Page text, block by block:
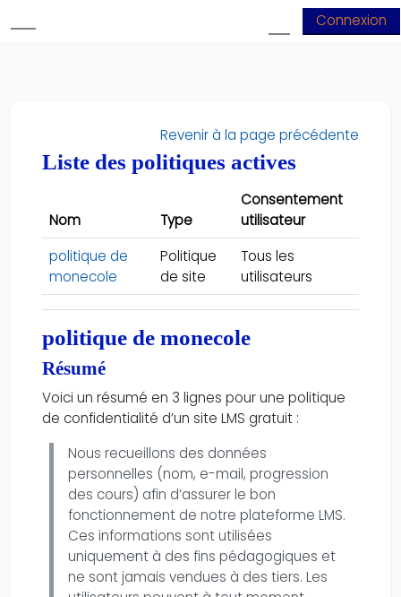
Panneau latéral
Connexion
Revenir à la page précédente
Liste des politiques actives
Nom Type
Consentement
utilisateur
politique de
monecole
Politique
de site
Tous les
utilisateurs
politique de monecole
Résumé
Voici un résumé en 3 lignes pour une politique
de confidentialité d’un site LMS gratuit :
Nous recueillons des données
personnelles (nom, e-mail, progression
des cours) afin d’assurer le bon
fonctionnement de notre plateforme LMS.
Ces informations sont utilisées
uniquement à des fins pédagogiques et
ne sont jamais vendues à des tiers. Les